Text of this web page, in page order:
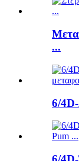
...
6/